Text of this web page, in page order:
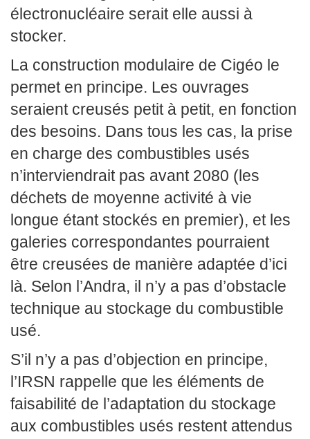
électronucléaire serait elle aussi à
stocker.
La construction modulaire de Cigéo le
permet en principe. Les ouvrages
seraient creusés petit à petit, en fonction
des besoins. Dans tous les cas, la prise
en charge des combustibles usés
n’interviendrait pas avant 2080 (les
déchets de moyenne activité à vie
longue étant stockés en premier), et les
galeries correspondantes pourraient
être creusées de manière adaptée d’ici
là. Selon l’Andra, il n’y a pas d’obstacle
technique au stockage du combustible
usé.
S’il n’y a pas d’objection en principe,
l’IRSN rappelle que les éléments de
faisabilité de l’adaptation du stockage
aux combustibles usés restent attendus